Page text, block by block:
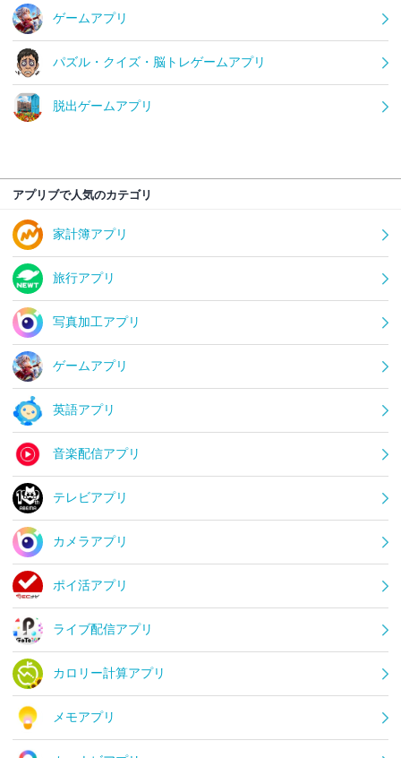
ゲームアプリ
パズル・クイズ・脳トレゲームアプリ
脱出ゲームアプリ
アプリブで人気のカテゴリ
家計簿アプリ
旅行アプリ
写真加工アプリ
ゲームアプリ
英語アプリ
音楽配信アプリ
テレビアプリ
カメラアプリ
ポイ活アプリ
ライブ配信アプリ
カロリー計算アプリ
メモアプリ